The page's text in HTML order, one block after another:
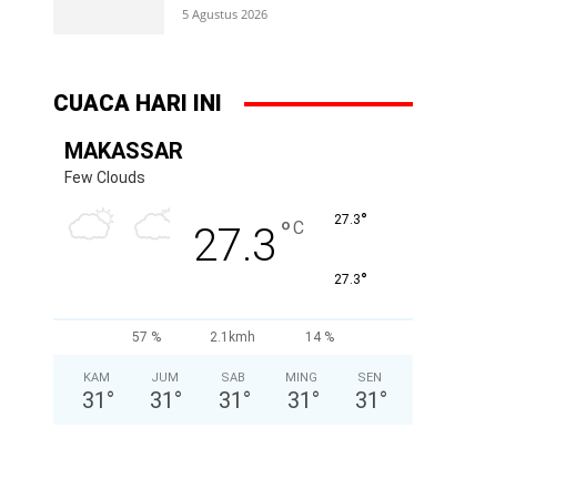
5 Agustus 2026
CUACA HARI INI
MAKASSAR
Few Clouds
27.3 °C 27.3°
27.3°
57 % 2.1kmh 14 %
KAM
31 °
JUM
31 °
SAB
31 °
MING
31 °
SEN
31 °